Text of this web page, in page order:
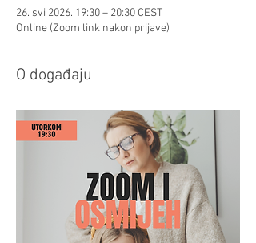
26. svi 2026. 19:30 – 20:30 CEST
Online (Zoom link nakon prijave)
O događaju